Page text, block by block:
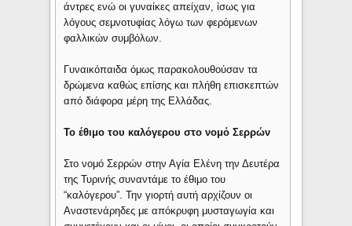
άντρες ενώ οι γυναίκες απείχαν, ίσως για
λόγους σεμνοτυφίας λόγω των φερόμενων
φαλλικών συμβόλων.
Γυναικόπαιδα όμως παρακολουθούσαν τα
δρώμενα καθώς επίσης και πλήθη επισκεπτών
από διάφορα μέρη της Ελλάδας.
Το έθιμο του καλόγερου στο νομό Σερρών
Στο νομό Σερρών στην Αγία Ελένη την Δευτέρα
της Τυρινής συναντάμε το έθιμο του
“καλόγερου”. Την γιορτή αυτή αρχίζουν οι
Αναστενάρηδες με απόκρυφη μυσταγωγία και